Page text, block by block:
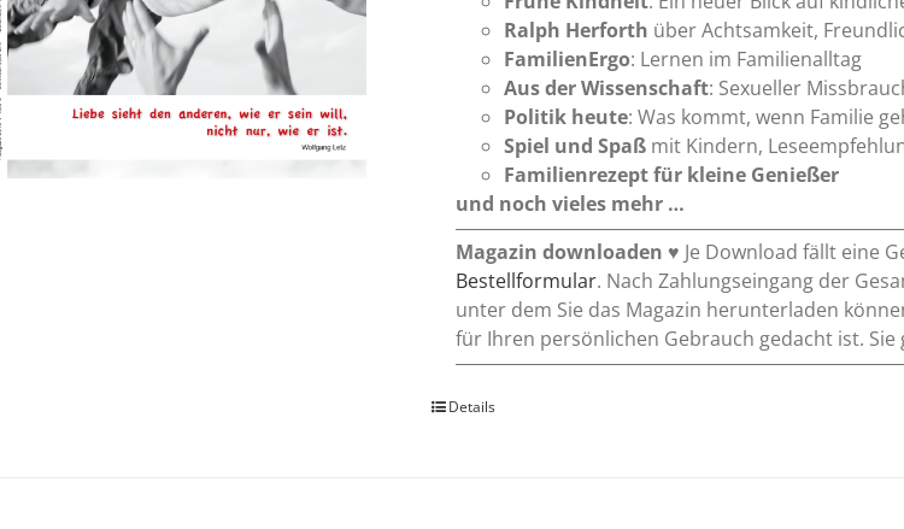
Ralph Herforth über Achtsamkeit,
FamilienErgo: Lernen im Familienalltag
Aus der Wissenschaft: Sexueller
Politik heute: Was kommt, wenn Familie
Spiel und Spaß mit Kindern,
Familienrezeptfür kleine Genießer
und noch vieles mehr …
Magazin downloaden ♥ Je Download fällt eine
Bestellformular. Nach Zahlungseingang der
unter dem Sie das Magazin herunterladen
für Ihren persönlichen Gebrauch gedacht ist.
Details